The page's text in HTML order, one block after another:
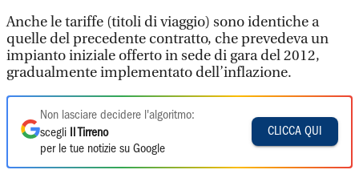
Anche le tariffe (titoli di viaggio) sono identiche a
quelle del precedente contratto, che prevedeva un
impianto iniziale offerto in sede di gara del 2012,
gradualmente implementato dell’inflazione.
Non lasciare decidere l'algoritmo:
scegli
Il Tirreno
per le tue notizie su Google
CLICCA QUI